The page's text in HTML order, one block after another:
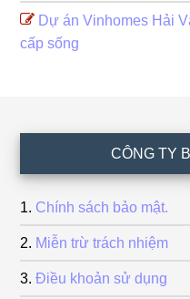
Dự án Vinhomes Hải
cấp sống
CÔNG TY
Chính sách bảo mật.
Miễn trừ trách nhiệm
Điều khoản sử dụng